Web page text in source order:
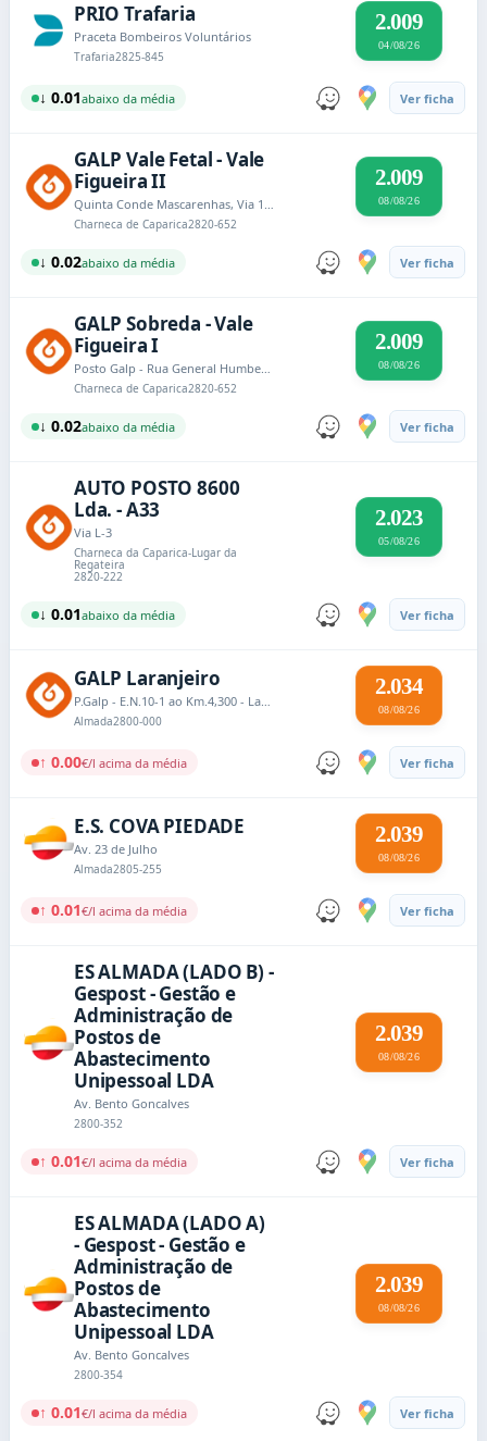
PRIO Trafaria
Praceta Bombeiros Voluntários
Trafaria2825-845
2.009
04/08/26
↓ 0.01abaixo da média Ver ficha
GALP Vale Fetal - Vale
Figueira II
Quinta Conde Mascarenhas, Via 1-8
Charneca de Caparica2820-652
2.009
08/08/26
↓ 0.02abaixo da média Ver ficha
GALP Sobreda - Vale
Figueira I
Posto Galp - Rua General Humberto Delgado
Charneca de Caparica2820-652
2.009
08/08/26
↓ 0.02abaixo da média Ver ficha
AUTO POSTO 8600
Lda. - A33
Via L-3
Charneca da Caparica-Lugar da
Regateira
2820-222
2.023
05/08/26
↓ 0.01abaixo da média Ver ficha
GALP Laranjeiro
P.Galp - E.N.10-1 ao Km.4,300 - Laranjeiro
Almada2800-000
2.034
08/08/26
↑ 0.00€/l acima da média Ver ficha
E.S. COVA PIEDADE
Av. 23 de Julho
Almada2805-255
2.039
08/08/26
↑ 0.01€/l acima da média Ver ficha
ES ALMADA (LADO B) -
Gespost - Gestão e
Administração de
Postos de
Abastecimento
Unipessoal LDA
Av. Bento Goncalves
2800-352
2.039
08/08/26
↑ 0.01€/l acima da média Ver ficha
ES ALMADA (LADO A)
- Gespost - Gestão e
Administração de
Postos de
Abastecimento
Unipessoal LDA
Av. Bento Goncalves
2800-354
2.039
08/08/26
↑ 0.01€/l acima da média Ver ficha